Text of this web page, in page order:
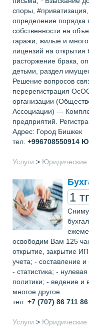
споры,
определение порядка
собственности на
гаражи, жилые и
лицензий на
расторжение брака,
детьми, раздел
Решение вопросов
перерегистрация
организации
Ассоциации) —
предприятий.
Адрес: Город Бишкек
тел. +996708550914
Услуги > Юридические
1
освободим Вам 125
открытие, закрытие
учета; - составление
- статистика; -
политики; - ведение
многое другое.
тел. +7 (707) 86 711 86
Услуги > Юридические